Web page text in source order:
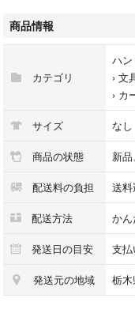
商品情報
カテゴリ
ハ
› 文
› カ
サイズ なし
商品の状態 新
配送料の負担 送料
配送方法 か
発送日の目安 支
発送元の地域 栃